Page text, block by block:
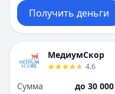
Получить деньги
МедиумСкор
4.6
Сумма
до 30